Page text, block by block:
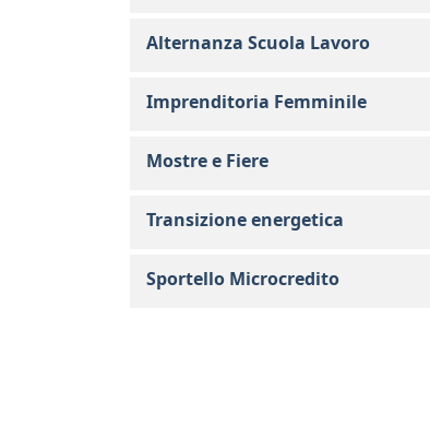
Alternanza Scuola Lavoro
Imprenditoria Femminile
Mostre e Fiere
Transizione energetica
Sportello Microcredito